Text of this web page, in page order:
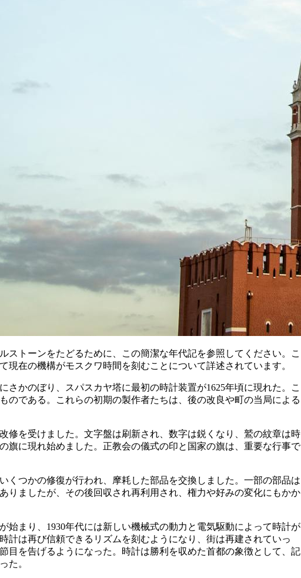
ストーンをたどるために、この簡潔な年代記を参照してください。こ
現在の機構がモスクワ時間を刻むことについて詳述されています。
さかのぼり、スパスカヤ塔に最初の時計装置が1625年頃に現れた。こ
のである。これらの初期の製作者たちは、後の改良や町の当局による
修を受けました。文字盤は刷新され、数字は鋭くなり、鷲の紋章は時
旗に現れ始めました。正教会の儀式の印と国家の旗は、重要な行事で
くつかの修復が行われ、摩耗した部品を交換しました。一部の部品は
りましたが、その後回収され再利用され、権力や好みの変化にもかか
始まり、1930年代には新しい機械式の動力と電気駆動によって時計が
計は再び信頼できるリズムを刻むようになり、街は再建されていっ
目を告げるようになった。時計は勝利を収めた首都の象徴として、記
た。